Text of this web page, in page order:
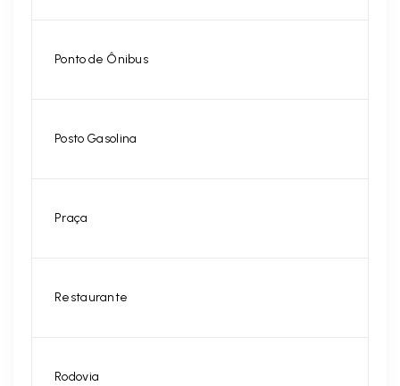
Ponto de Ônibus
Posto Gasolina
Praça
Restaurante
Rodovia